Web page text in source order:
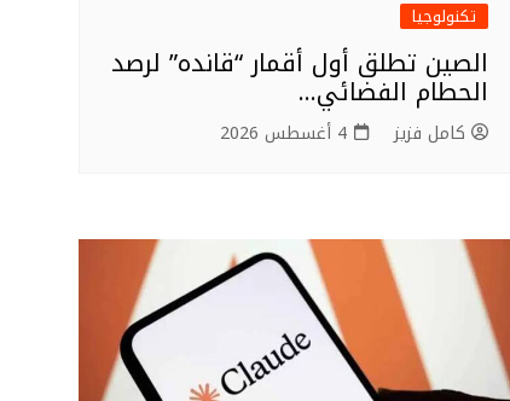
تكنولوجيا
الصين تطلق أول أقمار “قانده” لرصد
الحطام الفضائي…
كامل فزيز 4 أغسطس 2026